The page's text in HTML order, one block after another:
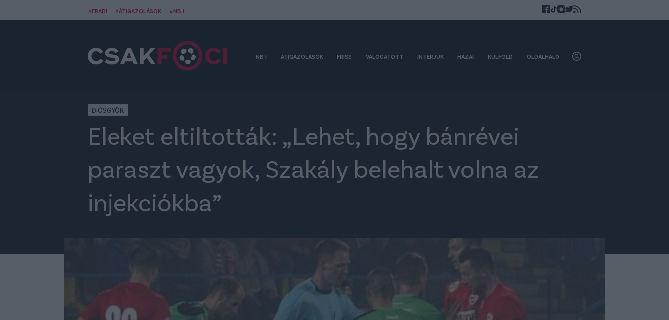
#FRADI #ÁTIGAZOLÁSOK #NB I
NB I ÁTIGAZOLÁSOK FRISS VÁLOGATOTT INTERJÚK HAZAI KÜLFÖLD OLDALHÁLÓ
DIÓSGYŐR
Eleket eltiltották: „Lehet, hogy bánrévei
paraszt vagyok, Szakály belehalt volna az
injekciókba”